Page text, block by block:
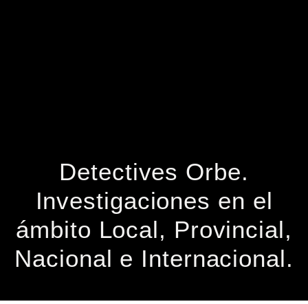
Detectives Orbe.
Investigaciones en el
ámbito Local, Provincial,
Nacional e Internacional.